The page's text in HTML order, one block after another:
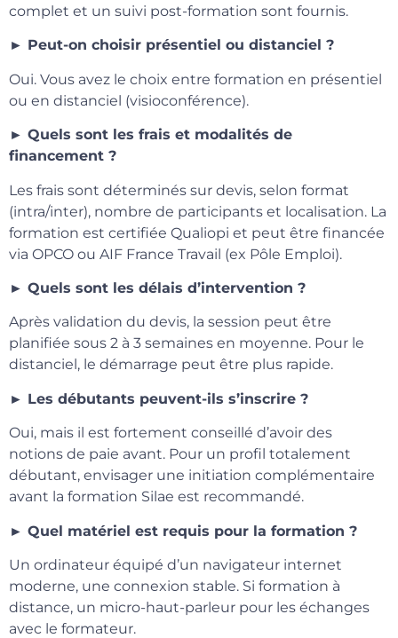
complet et un suivi post-formation sont fournis.
► Peut-on choisir présentiel ou distanciel ?
Oui. Vous avez le choix entre formation en présentiel
ou en distanciel (visioconférence).
► Quels sont les frais et modalités de
financement ?
Les frais sont déterminés sur devis, selon format
(intra/inter), nombre de participants et localisation. La
formation est certifiée Qualiopi et peut être financée
via OPCO ou AIF France Travail (ex Pôle Emploi).
► Quels sont les délais d’intervention ?
Après validation du devis, la session peut être
planifiée sous 2 à 3 semaines en moyenne. Pour le
distanciel, le démarrage peut être plus rapide.
► Les débutants peuvent-ils s’inscrire ?
Oui, mais il est fortement conseillé d’avoir des
notions de paie avant. Pour un profil totalement
débutant, envisager une initiation complémentaire
avant la formation Silae est recommandé.
► Quel matériel est requis pour la formation ?
Un ordinateur équipé d’un navigateur internet
moderne, une connexion stable. Si formation à
distance, un micro-haut-parleur pour les échanges
avec le formateur.